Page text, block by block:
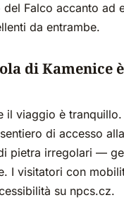
Falco accanto ad
da entrambe.
di Kamenice è
il viaggio è tranquillo.
di accesso
pietra irregolari —
I visitatori con
su npcs.cz.